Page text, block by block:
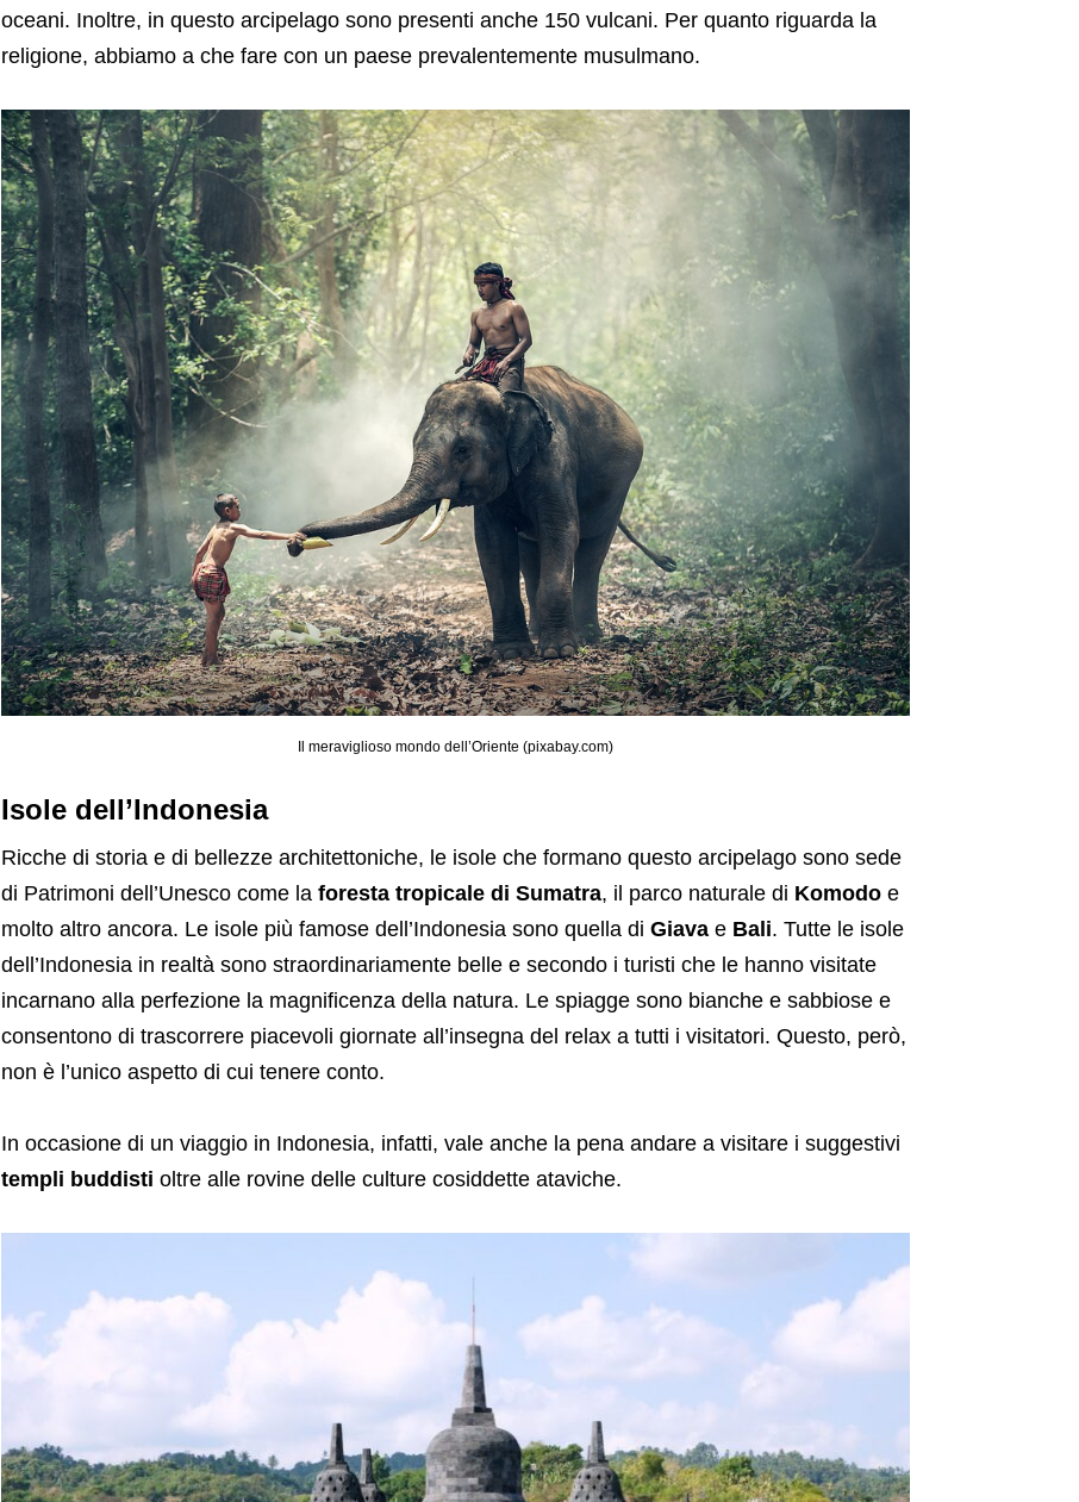
oceani. Inoltre, in questo arcipelago sono presenti anche 150 vulcani. Per quanto riguarda la
religione, abbiamo a che fare con un paese prevalentemente musulmano.
Il meraviglioso mondo dell’Oriente (pixabay.com)
Isole dell’Indonesia
Ricche di storia e di bellezze architettoniche, le isole che formano questo arcipelago sono sede
di Patrimoni dell’Unesco come la foresta tropicale di Sumatra, il parco naturale di Komodoe
molto altro ancora. Le isole più famose dell’Indonesia sono quella di Giavae Bali. Tutte le isole
dell’Indonesia in realtà sono straordinariamente belle e secondo i turisti che le hanno visitate
incarnano alla perfezione la magnificenza della natura. Le spiagge sono bianche e sabbiose e
consentono di trascorrere piacevoli giornate all’insegna del relax a tutti i visitatori. Questo, però,
non è l’unico aspetto di cui tenere conto.
In occasione di un viaggio in Indonesia, infatti, vale anche la pena andare a visitare i suggestivi
templi buddisti oltre alle rovine delle culture cosiddette ataviche.